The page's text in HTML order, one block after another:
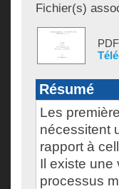
Fichier(s)
PDF
Résumé
Les
nécessitent
rapport à
Il existe une
processus